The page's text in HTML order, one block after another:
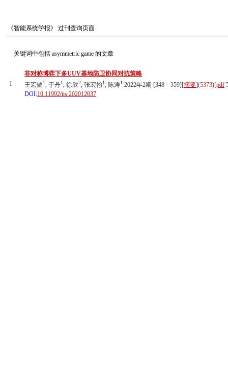
《智能系统学报》 过刊查询页面
关键词中包括 asymmetric game 的文章
1
非对称博弈下多UUV基地防卫协同对抗策略
王宏健1, 于丹1, 徐欣2, 张宏翰1, 陈涛1 2022年2期 [348－359][摘要](5373)[pdf
DOI:10.11992/tis.202012037